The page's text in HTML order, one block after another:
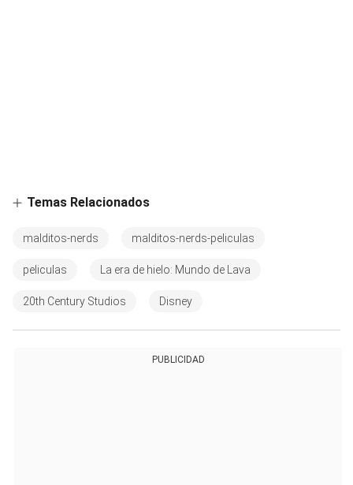
Temas Relacionados
malditos-nerds malditos-nerds-peliculas
peliculas La era de hielo: Mundo de Lava
20th Century Studios Disney
PUBLICIDAD